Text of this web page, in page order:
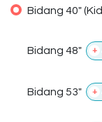
Bidang 40"
Bidang 48" +
Bidang 53" +